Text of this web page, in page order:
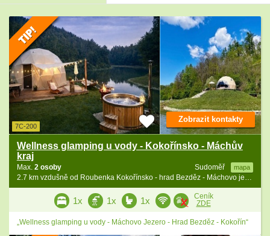
7C-200
Wellness glamping u vody - Kokořínsko - Máchův
kraj
Sudoměř mapa
Max. 2 osoby
Zobrazit kontakty
1x 1x 1x
Ceník
ZDE
„Wellness glamping u vody - Máchovo Jezero - Hrad Bezděz - Kokořín“